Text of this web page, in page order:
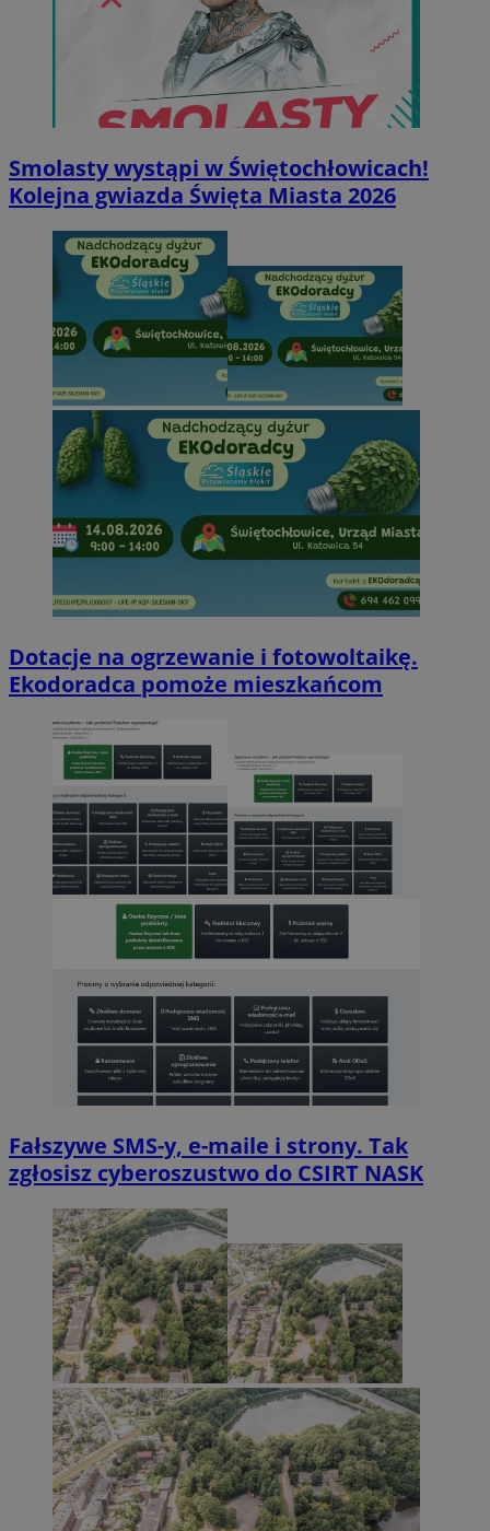
Smolasty wystąpi w Świętochłowicach!
Kolejna gwiazda Święta Miasta 2026
Dotacje na ogrzewanie i fotowoltaikę.
Ekodoradca pomoże mieszkańcom
Fałszywe SMS-y, e-maile i strony. Tak
zgłosisz cyberoszustwo do CSIRT NASK